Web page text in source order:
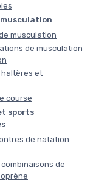
musculation
de musculation
et
course
sports
de natation
de